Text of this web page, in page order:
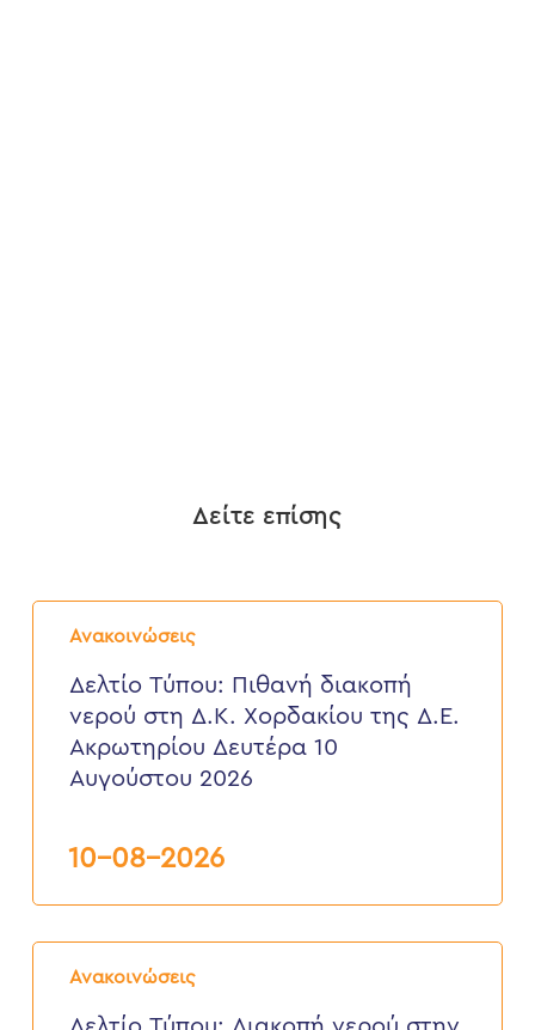
Δείτε επίσης
Ανακοινώσεις
Δελτίο
Τύπου:
διακοπή
νερού
Χορδακίου
Δευτέρα
2026
Δελτίο Τύπου: Πιθανή διακοπή
νερού στη Δ.Κ. Χορδακίου της Δ.Ε.
Ακρωτηρίου Δευτέρα 10
Αυγούστου 2026
10-08-2026
Ανακοινώσεις
Δελτίο
Τύπου:
νερού